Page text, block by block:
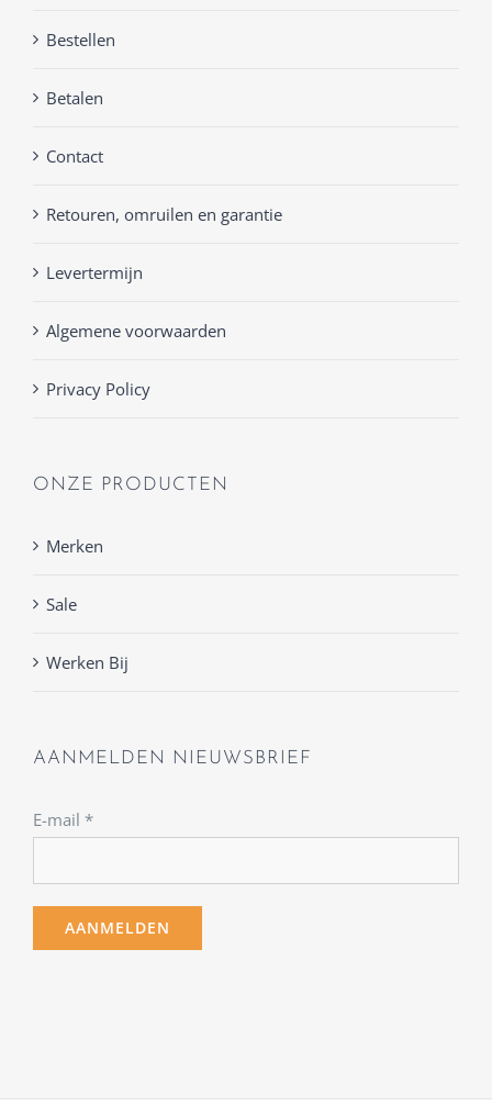
Bestellen
Betalen
Contact
Retouren, omruilen en garantie
Levertermijn
Algemene voorwaarden
Privacy Policy
ONZE PRODUCTEN
Merken
Sale
Werken Bij
AANMELDEN NIEUWSBRIEF
E-mail *